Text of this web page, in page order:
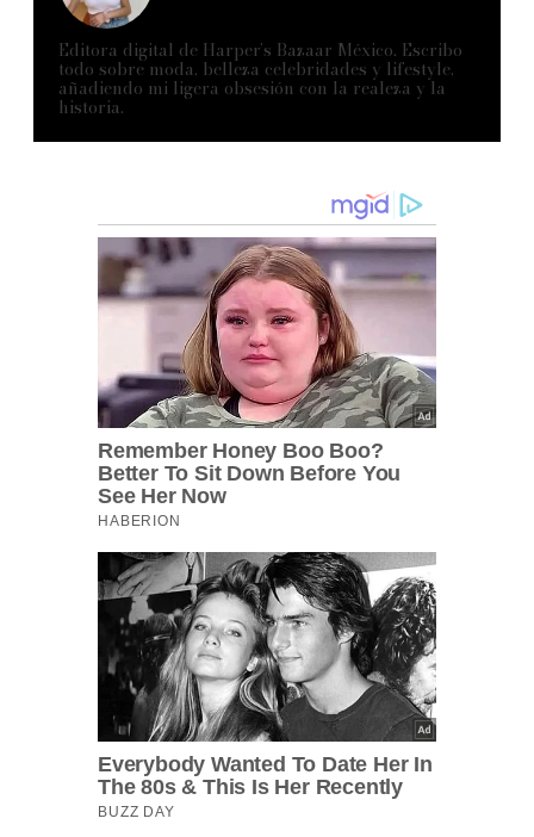
Editora digital de Harper’s Bazaar México. Escribo
todo sobre moda, belleza celebridades y lifestyle,
añadiendo mi ligera obsesión con la realeza y la
historia.